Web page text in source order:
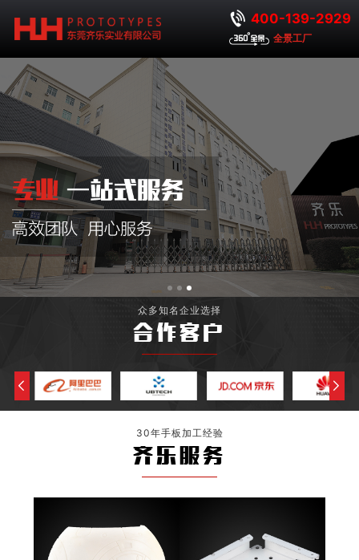
400-139-2929
全景工厂
众多知名企业选择
合作客户
30年手板加工经验
齐乐服务